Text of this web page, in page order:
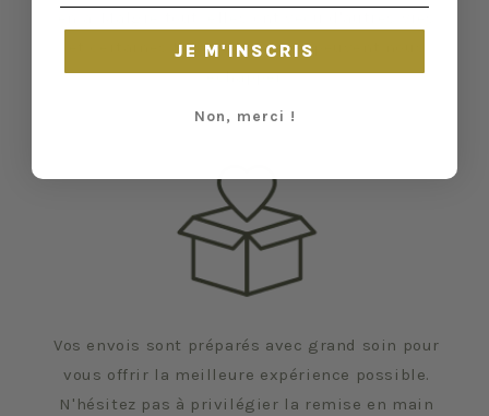
et certaines traces du temps peuvent nous
échapper.
Vos envois sont préparés avec grand soin pour
vous offrir la meilleure expérience possible.
N'hésitez pas à privilégier la remise en main
JE M'INSCRIS
Non, merci !